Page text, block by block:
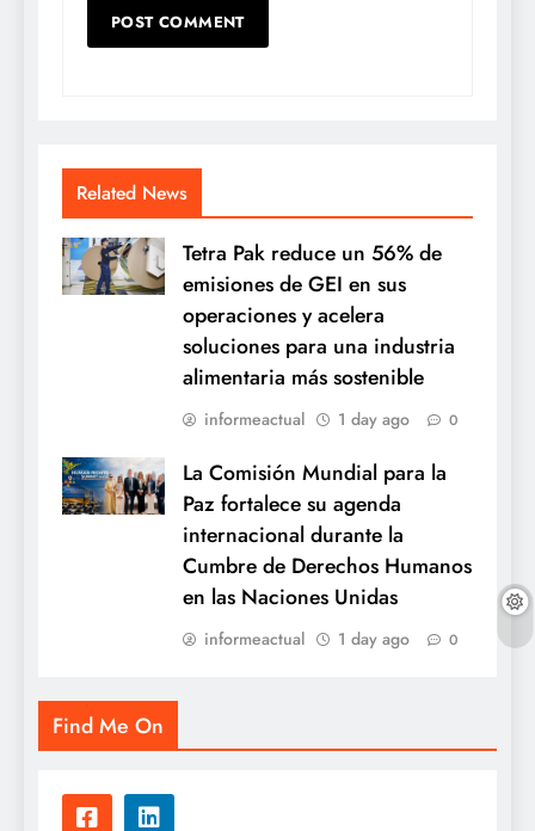
Related News
Tetra Pak reduce un 56% de
emisiones de GEI en sus
operaciones y acelera
soluciones para una industria
alimentaria más sostenible
informeactual 1 day ago 0
La Comisión Mundial para la
Paz fortalece su agenda
internacional durante la
Cumbre de Derechos Humanos
en las Naciones Unidas
informeactual 1 day ago 0
Find Me On